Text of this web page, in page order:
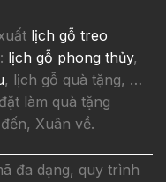
lịch gỗ treo
lịch gỗ phong thủy,
, lịch gỗ quà tặng, …
làm quà tặng
Xuân về.
đa dạng, quy trình